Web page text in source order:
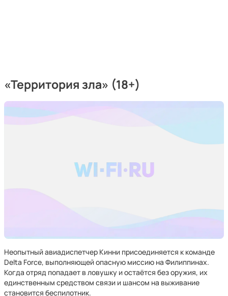
«Территория зла» (18+)
Неопытный авиадиспетчер Кинни присоединяется к команде
Delta Force, выполняющей опасную миссию на Филиппинах.
Когда отряд попадает в ловушку и остаётся без оружия, их
единственным средством связи и шансом на выживание
становится беспилотник.